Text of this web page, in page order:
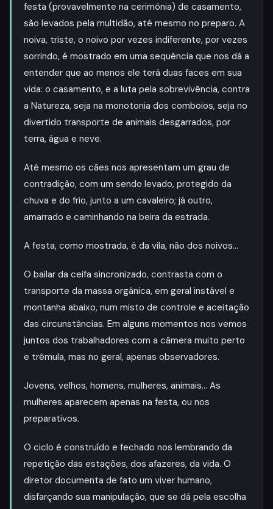
festa (provavelmente na cerimônia) de casamento,
são levados pela multidão, até mesmo no preparo. A
noiva, triste, o noivo por vezes indiferente, por vezes
sorrindo, é mostrado em uma sequência que nos dá a
entender que ao menos ele terá duas faces em sua
vida: o casamento, e a luta pela sobrevivência, contra
a Natureza, seja na monotonia dos comboios, seja no
divertido transporte de animais desgarrados, por
terra, água e neve.
Até mesmo os cães nos apresentam um grau de
contradição, com um sendo levado, protegido da
chuva e do frio, junto a um cavaleiro; já outro,
amarrado e caminhando na beira da estrada.
A festa, como mostrada, é da vila, não dos noivos…
O bailar da ceifa sincronizado, contrasta com o
transporte da massa orgânica, em geral instável e
montanha abaixo, num misto de controle e aceitação
das circunstâncias. Em alguns momentos nos vemos
juntos dos trabalhadores com a câmera muito perto
e trêmula, mas no geral, apenas observadores.
Jovens, velhos, homens, mulheres, animais… As
mulheres aparecem apenas na festa, ou nos
preparativos.
O ciclo é construído e fechado nos lembrando da
repetição das estações, dos afazeres, da vida. O
diretor documenta de fato um viver humano,
disfarçando sua manipulação, que se dá pela escolha